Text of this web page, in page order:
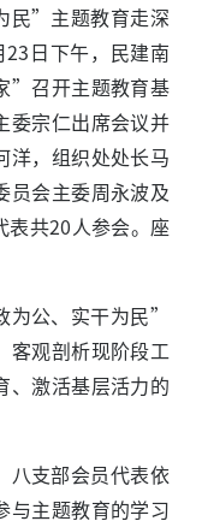
民”主题教育走深
日下午，民建南
”召开主题教育基
委宗仁出席会议并
洋，组织处处长马
员会主委周永波及
表共20人参会。座
公、实干为民”
客观剖析现阶段工
、激活基层活力的
八支部会员代表依
与主题教育的学习